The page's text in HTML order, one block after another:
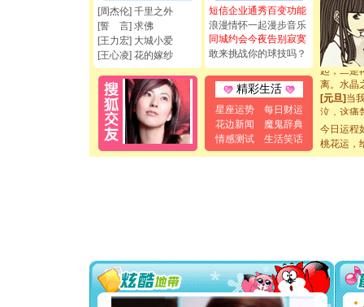
[周杰伦] 千里之外
[誓 言] 求佛
[王力宏] 大城小爱
[王心凌] 花的嫁纱
短信企业通秀百变功能
浪漫情怀一起漫步音乐
同城约会今夜告别寂寞
敢来挑战你的球技吗？
精彩生活
星座运势
每日财运
花边新闻
魔鬼辞典
情感测试
生活笑话
[元旦]看
断电。
你是我专
[元旦]如
起；二是
离。水晶
[元旦]当
泣，这痛
[春节]风
颜！冬去
[圣诞节]
能正大光
都要快乐
[圣诞节]
今日运程
桃花运，